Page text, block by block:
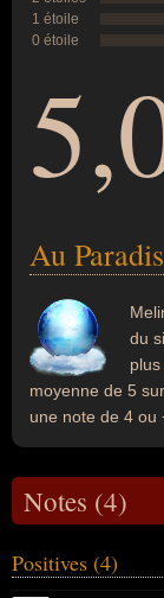
1 étoile
0 étoile
Au
du
moyenne de 5
une note de 4 ou
Notes (4)
Positives (4)